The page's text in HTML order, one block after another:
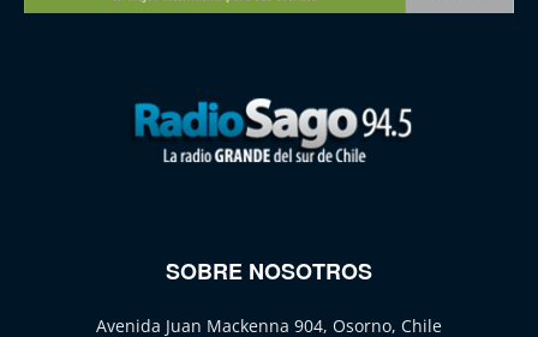
SOBRE NOSOTROS
Avenida Juan Mackenna 904, Osorno, Chile